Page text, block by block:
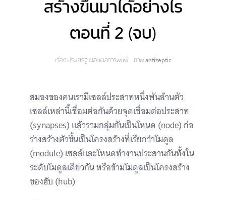
สร้างขึ้นมาได้อย่างไร
ตอนที่ 2 (จบ)
เรื่อง ประเสริฐ ผลิตผลการพิมพ์ ภาพ antizeptic
สมองของคนเรามีเซลล์ประสาทหนึ่งพันล้านตัว
เซลล์เหล่านี้เชื่อมต่อกันด้วยจุดเชื่อมต่อประสาท
(synapses) แล้วรวมกลุ่มกันเป็นโหนด (node) ก่อ
ร่างสร้างตัวขึ้นเป็นโครงสร้างที่เรียกว่าโมดูล
(module) เซลล์และโหนดทำงานประสานกันทั้งใน
ระดับโมดูลเดียวกัน หรือข้ามโมดูลเป็นโครงสร้าง
ของฮับ (hub)